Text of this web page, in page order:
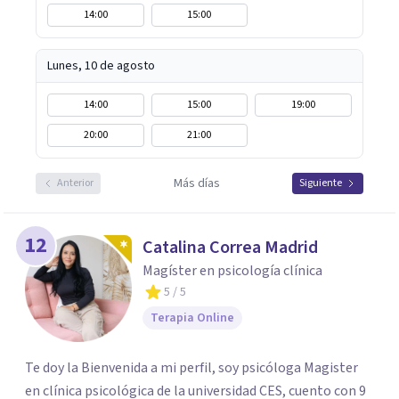
14:00 15:00
Lunes, 10 de agosto
14:00 15:00
19:00
20:00
21:00
Anterior Más días Siguiente
12 Catalina Correa Madrid
Magíster en psicología clínica
5 / 5
Terapia Online
Te doy la Bienvenida a mi perfil, soy psicóloga Magister
en clínica psicológica de la universidad CES, cuento con 9